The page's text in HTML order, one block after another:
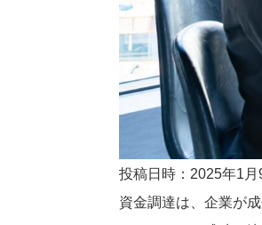
投稿日時：2025年1月
資金調達は、企業が